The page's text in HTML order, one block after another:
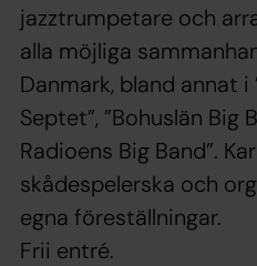
jazztrumpetare och
alla möjliga
Danmark, bland annat i
Septet”, ”Bohuslän Big
Radioens Big Band”.
skådespelerska och
egna föreställningar.
Frii entré.